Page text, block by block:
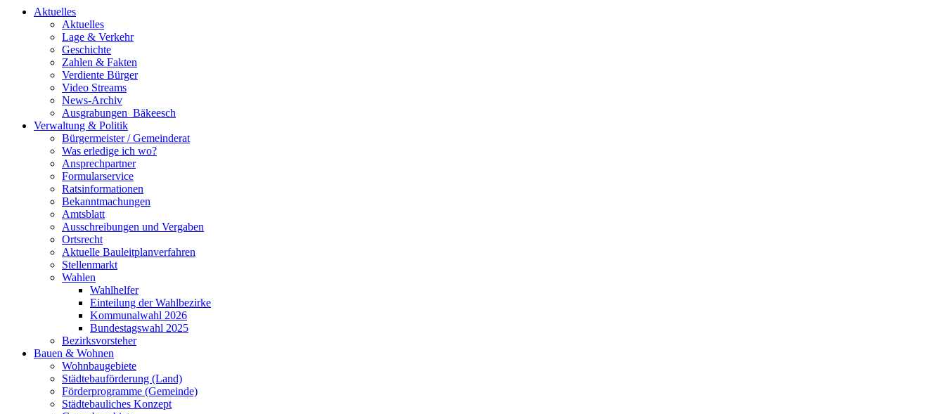
Aktuelles
Aktuelles
Lage & Verkehr
Geschichte
Zahlen & Fakten
Verdiente Bürger
Video Streams
News-Archiv
Ausgrabungen_Bäkeesch
Verwaltung & Politik
Bürgermeister / Gemeinderat
Was erledige ich wo?
Ansprechpartner
Formularservice
Ratsinformationen
Bekanntmachungen
Amtsblatt
Ausschreibungen und Vergaben
Ortsrecht
Aktuelle Bauleitplanverfahren
Stellenmarkt
Wahlen
Wahlhelfer
Einteilung der Wahlbezirke
Kommunalwahl 2026
Bundestagswahl 2025
Bezirksvorsteher
Bauen & Wohnen
Wohnbaugebiete
Städtebauförderung (Land)
Förderprogramme (Gemeinde)
Städtebauliches Konzept